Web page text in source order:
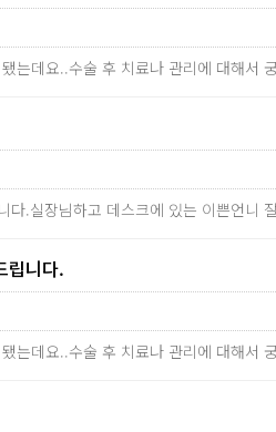
는데요..수술 후 치료나 관리에 대해
다.실장님하고 데스크에 있는 이쁜언
립니다.
는데요..수술 후 치료나 관리에 대해